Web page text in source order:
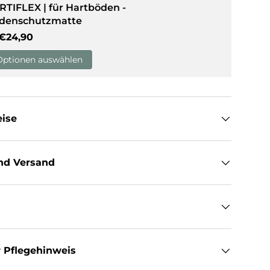
laden
| für Hartböden -
Preis
auswählen
Versand
Pflegehinweis